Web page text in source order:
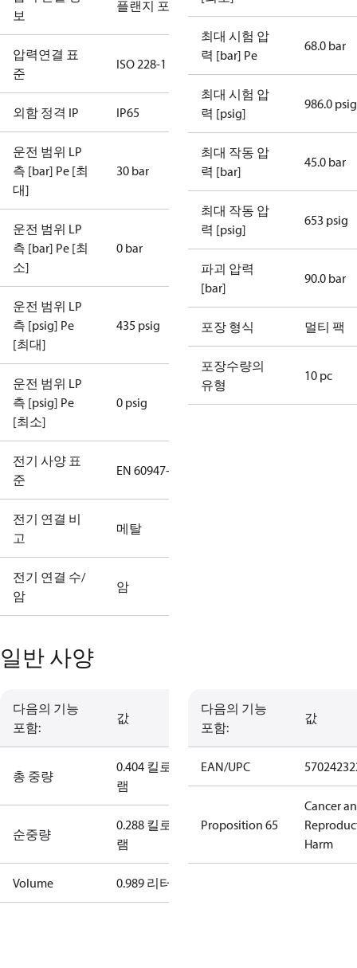
보
플랜지 포함
압력연결 표
준
ISO 228-1
외함 정격 IP IP65
운전 범위 LP
측 [bar] Pe [최
대]
30 bar
운전 범위 LP
측 [bar] Pe [최
소]
0 bar
운전 범위 LP
측 [psig] Pe
[최대]
435 psig
운전 범위 LP
측 [psig] Pe
[최소]
0 psig
전기 사양 표
준
EN 60947-5
전기 연결 비
고
메탈
전기 연결 수/
암
암
최대 시험 압
력 [bar] Pe
68.0 bar
최대 시험 압
력 [psig]
986.0 psig
최대 작동 압
력 [bar]
45.0 bar
최대 작동 압
력 [psig]
653 psig
파괴 압력
[bar]
90.0 bar
포장 형식 멀티 팩
포장수량의
유형
10 pc
일반 사양
다음의 기능
포함:
값
총 중량
0.404 킬로그
램
순중량
0.288 킬로그
램
Volume 0.989 리터
다음의 기능
포함:
값
EAN/UPC
Proposition 65
Cancer
Harm